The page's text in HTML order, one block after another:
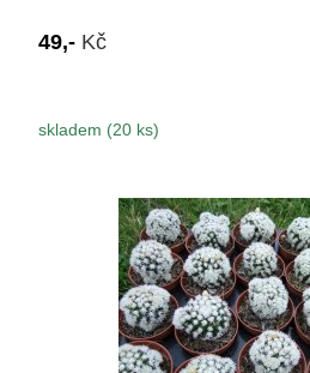
49,- Kč
skladem (20 ks)